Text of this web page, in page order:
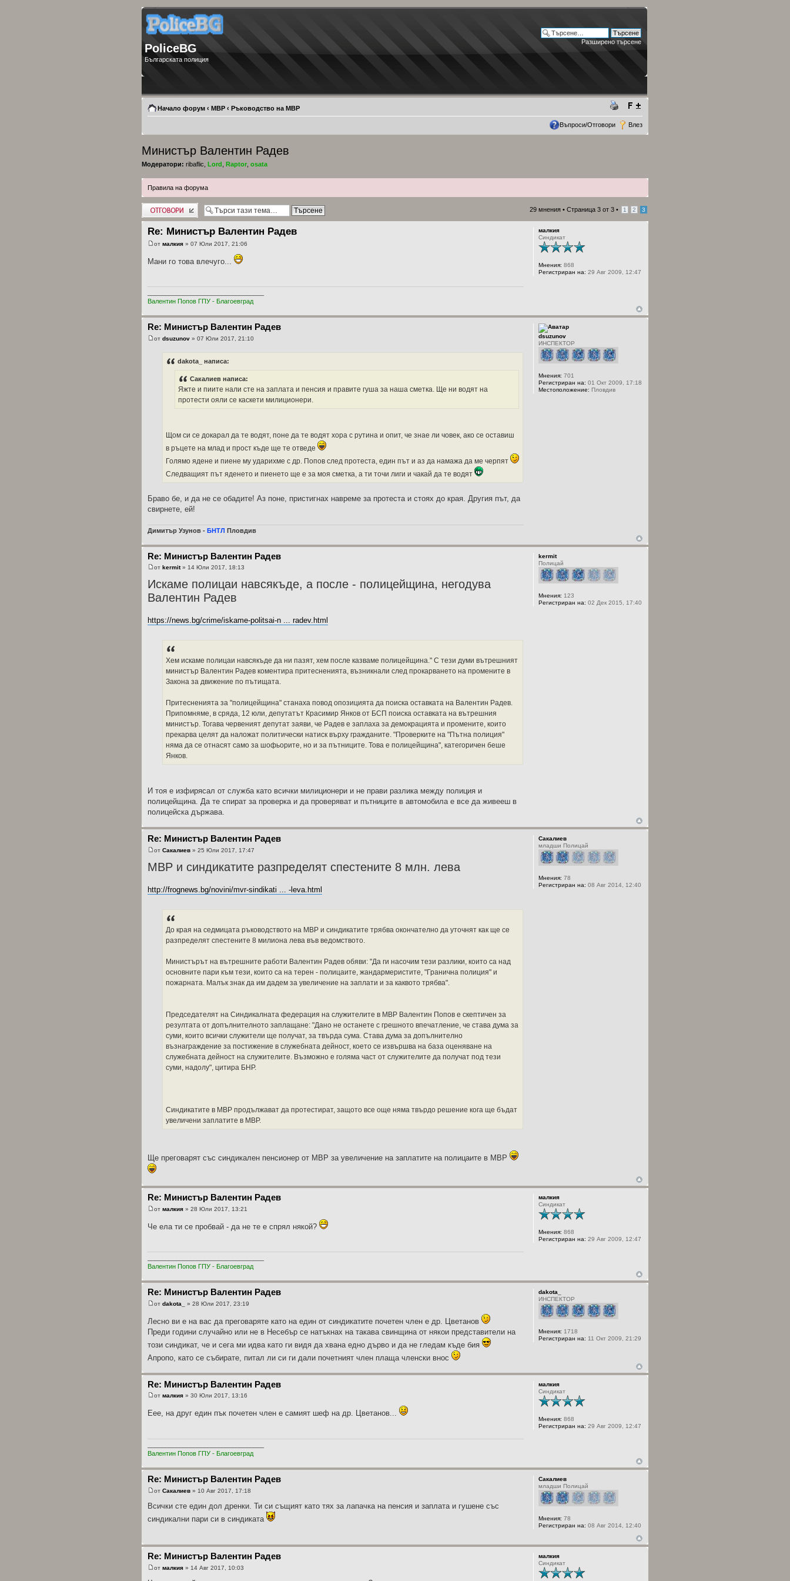
PoliceBG
Българската полиция
Разширено търсене
Начало форум ‹ МВР ‹ Ръководство на МВР
Въпроси/Отговори Влез
Министър Валентин Радев
Модератори: ribaflic Lord Raptor osata
Правила на форума
Добави отговор 29 мнения • Страница 3 от 3 • 1 2 3
Re: Министър Валентин Радев
от малкия » 07 Юли 2017, 21:06
Мани го това влечуго...
Валентин Попов ГПУ - Благоевград
малкия
Синдикат
Мнения: 868
Регистриран на: 29 Авг 2009, 12:47
Re: Министър Валентин Радев
от dsuzunov » 07 Юли 2017, 21:10
dakota_ написа:
Сакалиев написа:
Яжте и пиите нали сте на заплата и пенсия и правите гуша за наша сметка. Ще ни водят на
протести ояли се каскети милиционери.
Щом си се докарал да те водят, поне да те водят хора с рутина и опит, че знае ли човек, ако се оставиш
в ръцете на млад и прост къде ще те отведе
Голямо ядене и пиене му ударихме с др. Попов след протеста, един път и аз да намажа да ме черпят
Следващият път яденето и пиенето ще е за моя сметка, а ти точи лиги и чакай да те водят
Браво бе, и да не се обадите! Аз поне, пристигнах навреме за протеста и стоях до края. Другия път, да
свирнете, ей!
Димитър Узунов - БНТЛ Пловдив
dsuzunov
ИНСПЕКТОР
Мнения: 701
Регистриран на: 01 Окт 2009, 17:18
Местоположение: Пловдив
Re: Министър Валентин Радев
от kermit» 14 Юли 2017, 18:13
Искаме полицаи навсякъде, а после - полицейщина, негодува
Валентин Радев
https://news.bg/crime/iskame-politsai-n ... radev.html
Хем искаме полицаи навсякъде да ни пазят, хем после казваме полицейщина." С тези думи вътрешният
министър Валентин Радев коментира притесненията, възникнали след прокарването на промените в
Закона за движение по пътищата.
Притесненията за "полицейщина" станаха повод опозицията да поиска оставката на Валентин Радев.
Припомняме, в сряда, 12 юли, депутатът Красимир Янков от БСП поиска оставката на вътрешния
министър. Тогава червеният депутат заяви, че Радев е заплаха за демокрацията и промените, които
прекарва целят да наложат политически натиск върху гражданите. "Проверките на "Пътна полиция"
няма да се отнасят само за шофьорите, но и за пътниците. Това е полицейщина", категоричен беше
Янков.
И тоя е изфирясал от служба като всички милиционери и не прави разлика между полиция и
полицейщина. Да те спират за проверка и да проверяват и пътниците в автомобила е все да живееш в
полицейска държава.
kermit
Полицай
Мнения: 123
Регистриран на: 02 Дек 2015, 17:40
Re: Министър Валентин Радев
от Сакалиев » 25 Юли 2017, 17:47
МВР и синдикатите разпределят спестените 8 млн. лева
http://frognews.bg/novini/mvr-sindikati ... -leva.html
До края на седмицата ръководството на МВР и синдикатите трябва окончателно да уточнят как ще се
разпределят спестените 8 милиона лева във ведомството.
Министърът на вътрешните работи Валентин Радев обяви: "Да ги насочим тези разлики, които са над
основните пари към тези, които са на терен - полицаите, жандармеристите, "Гранична полиция" и
пожарната. Малък знак да им дадем за увеличение на заплати и за каквото трябва".
Председателят на Синдикалната федерация на служителите в МВР Валентин Попов е скептичен за
резултата от допълнителното заплащане: "Дано не останете с грешното впечатление, че става дума за
суми, които всички служители ще получат, за твърда сума. Става дума за допълнително
възнаграждение за постижение в служебната дейност, което се извършва на база оценяване на
служебната дейност на служителите. Възможно е голяма част от служителите да получат под тези
суми, надолу", цитира БНР.
Синдикатите в МВР продължават да протестират, защото все още няма твърдо решение кога ще бъдат
увеличени заплатите в МВР.
Ще преговарят със синдикален пенсионер от МВР за увеличение на заплатите на полицаите в МВР
Сакалиев
младши Полицай
Мнения: 78
Регистриран на: 08 Авг 2014, 12:40
Re: Министър Валентин Радев
от малкия » 28 Юли 2017, 13:21
Че ела ти се пробвай - да не те е спрял някой?
Валентин Попов ГПУ - Благоевград
малкия
Синдикат
Мнения: 868
Регистриран на: 29 Авг 2009, 12:47
Re: Министър Валентин Радев
от dakota_ » 28 Юли 2017, 23:19
Лесно ви е на вас да преговаряте като на един от синдикатите почетен член е др. Цветанов
Преди години случайно или не в Несебър се натъкнах на такава свинщина от някои представители на
този синдикат, че и сега ми идва като ги видя да хвана едно дърво и да не гледам къде бия
Апропо, като се събирате, питал ли си ги дали почетният член плаща членски внос
dakota_
ИНСПЕКТОР
Мнения: 1718
Регистриран на: 11 Окт 2009, 21:29
Re: Министър Валентин Радев
от малкия » 30 Юли 2017, 13:16
Еее, на друг един пък почетен член е самият шеф на др. Цветанов...
Валентин Попов ГПУ - Благоевград
малкия
Синдикат
Мнения: 868
Регистриран на: 29 Авг 2009, 12:47
Re: Министър Валентин Радев
от Сакалиев » 10 Авг 2017, 17:18
Всички сте един дол дренки. Ти си същият като тях за лапачка на пенсия и заплата и гушене със
синдикални пари си в синдиката
Сакалиев
младши Полицай
Мнения: 78
Регистриран на: 08 Авг 2014, 12:40
Re: Министър Валентин Радев
от малкия » 14 Авг 2017, 10:03
малкия
Синдикат